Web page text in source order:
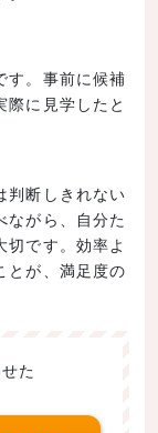
す。事前に候補
に見学したと
判断しきれない
ながら、自分た
です。効率よ
とが、満足度の
た